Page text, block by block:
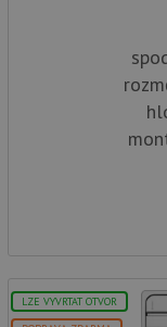
LZE VYVRTAT OTVOR